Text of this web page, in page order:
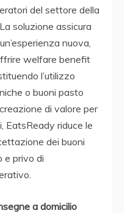
del settore della
soluzione assicura
nuova,
welfare benefit
l’utilizzo
o buoni pasto
di valore per
EatsReady riduce le
dei buoni
e privo di
a domicilio